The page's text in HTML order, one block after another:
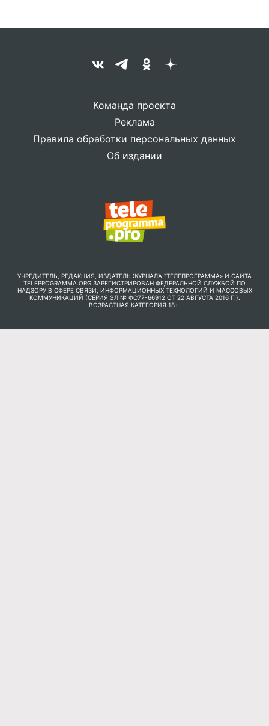
Команда проекта
Реклама
Правила обработки персональных данных
Об издании
УЧРЕДИТЕЛЬ, РЕДАКЦИЯ, ИЗДАТЕЛЬ ЖУРНАЛА "ТЕЛЕПРОГРАММА» И САЙТА
TELEPROGRAMMA.ORG ЗАРЕГИСТРИРОВАН ФЕДЕРАЛЬНОЙ СЛУЖБОЙ ПО
НАДЗОРУ В СФЕРЕ СВЯЗИ, ИНФОРМАЦИОННЫХ ТЕХНОЛОГИЙ И МАССОВЫХ
КОММУНИКАЦИЙ (СЕРИЯ ЭЛ № ФС77-66912 ОТ 22 АВГУСТА 2016 Г.).
ВОЗРАСТНАЯ КАТЕГОРИЯ 18+.